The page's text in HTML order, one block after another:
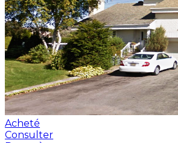
Acheté
Consulter